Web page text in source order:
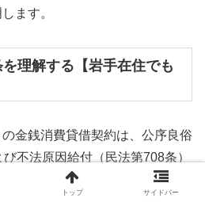
ます。
理解する【岩手在住でも
金銭消費貸借契約は、公序良俗
不法原因給付（民法第708条）
無効です。岩手在住であっても
トップ サイドバー